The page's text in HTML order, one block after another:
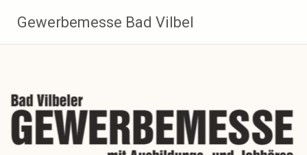
Inhalt
springen
Gewerbemesse Bad Vilbel